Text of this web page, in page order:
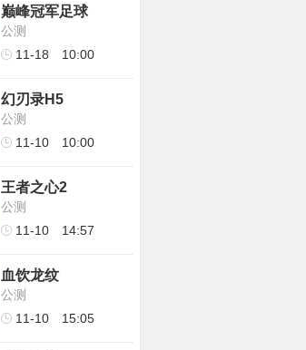
巅峰冠军足球
公测
11-18 10:00
幻刃录H5
公测
11-10 10:00
王者之心2
公测
11-10 14:57
血饮龙纹
公测
11-10 15:05